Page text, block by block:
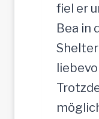
fiel er
Bea in